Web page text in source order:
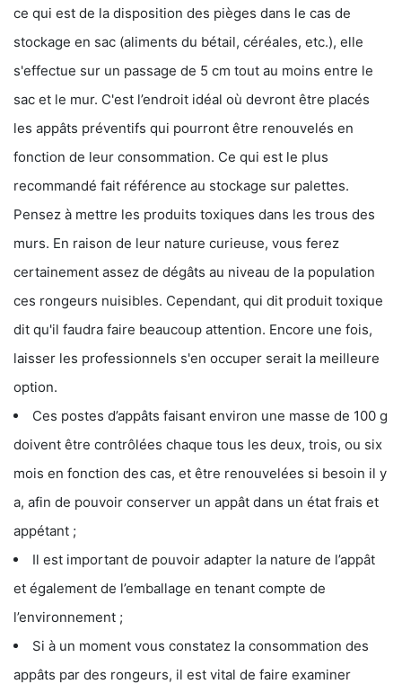
ce qui est de la disposition des pièges dans le cas de
stockage en sac (aliments du bétail, céréales, etc.), elle
s'effectue sur un passage de 5 cm tout au moins entre le
sac et le mur. C'est l’endroit idéal où devront être placés
les appâts préventifs qui pourront être renouvelés en
fonction de leur consommation. Ce qui est le plus
recommandé fait référence au stockage sur palettes.
Pensez à mettre les produits toxiques dans les trous des
murs. En raison de leur nature curieuse, vous ferez
certainement assez de dégâts au niveau de la population
ces rongeurs nuisibles. Cependant, qui dit produit toxique
dit qu'il faudra faire beaucoup attention. Encore une fois,
laisser les professionnels s'en occuper serait la meilleure
option.
Ces postes d’appâts faisant environ une masse de 100 g
doivent être contrôlées chaque tous les deux, trois, ou six
mois en fonction des cas, et être renouvelées si besoin il y
a, afin de pouvoir conserver un appât dans un état frais et
appétant ;
Il est important de pouvoir adapter la nature de l’appât
et également de l’emballage en tenant compte de
l’environnement ;
Si à un moment vous constatez la consommation des
appâts par des rongeurs, il est vital de faire examiner